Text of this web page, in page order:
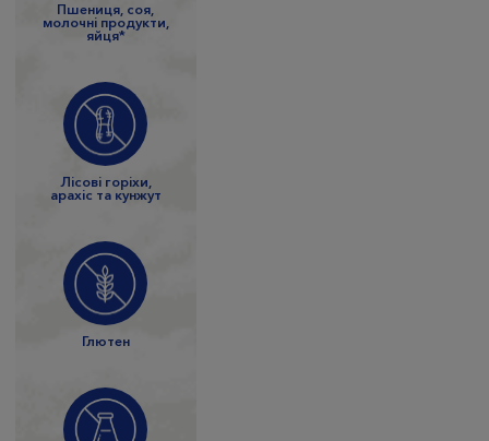
Пшениця, соя,
молочні продукти,
яйця*
Лісові горіхи,
арахіс та кунжут
Глютен